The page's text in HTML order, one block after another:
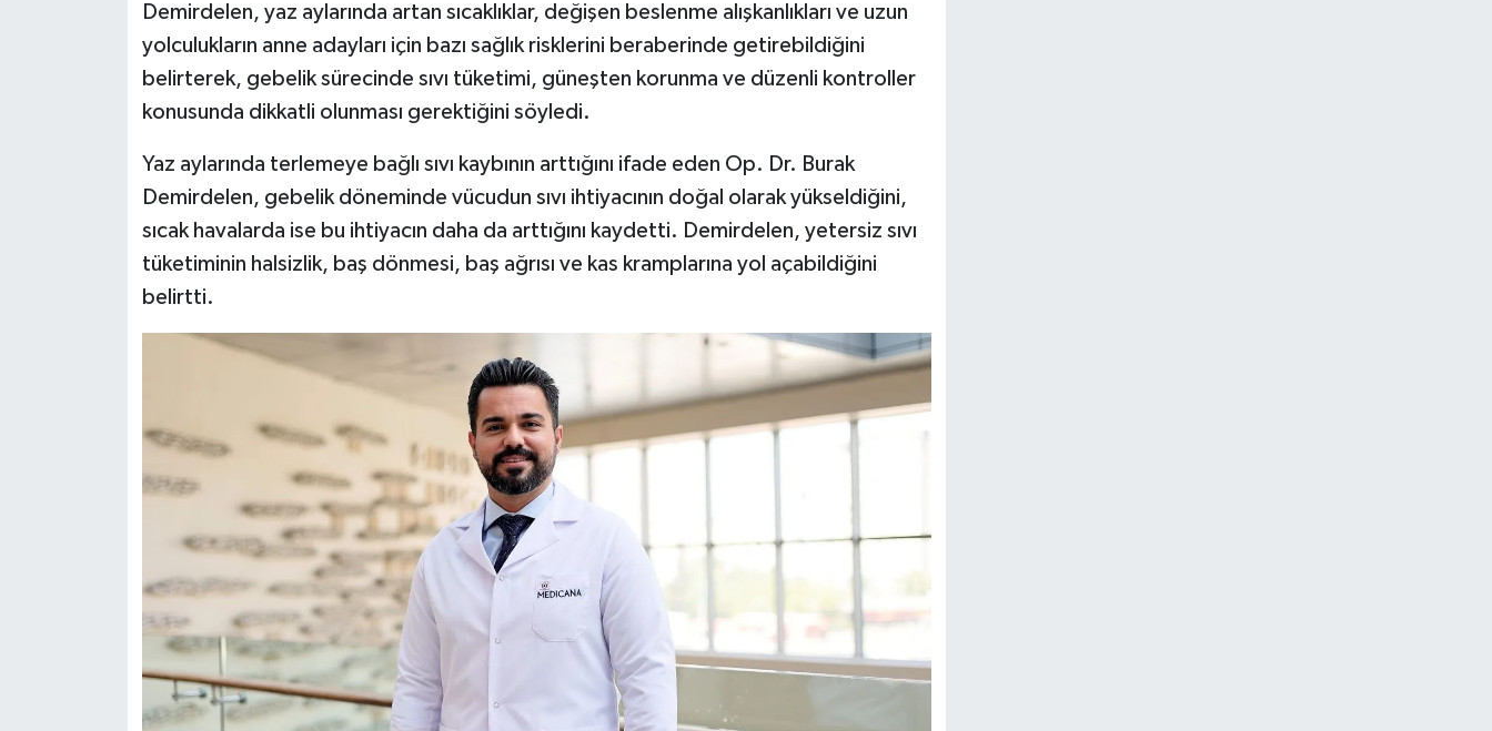
Demirdelen, yaz aylarında artan sıcaklıklar, değişen beslenme alışkanlıkları ve uzun
yolculukların anne adayları için bazı sağlık risklerini beraberinde getirebildiğini
belirterek, gebelik sürecinde sıvı tüketimi, güneşten korunma ve düzenli kontroller
konusunda dikkatli olunması gerektiğini söyledi.
Yaz aylarında terlemeye bağlı sıvı kaybının arttığını ifade eden Op. Dr. Burak
Demirdelen, gebelik döneminde vücudun sıvı ihtiyacının doğal olarak yükseldiğini,
sıcak havalarda ise bu ihtiyacın daha da arttığını kaydetti. Demirdelen, yetersiz sıvı
tüketiminin halsizlik, baş dönmesi, baş ağrısı ve kas kramplarına yol açabildiğini
belirtti.
Teknoloji